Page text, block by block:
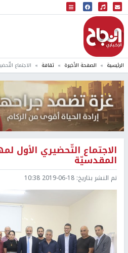
البث المباشر
إذاعة النجاح
الرئيسية الصفحة الأخيرة ثقافة الاجتماع
الاجتماع التّحضيري الأول
المقدسيّة
تم النشر بتاريخ: 2019-06-18 10:38